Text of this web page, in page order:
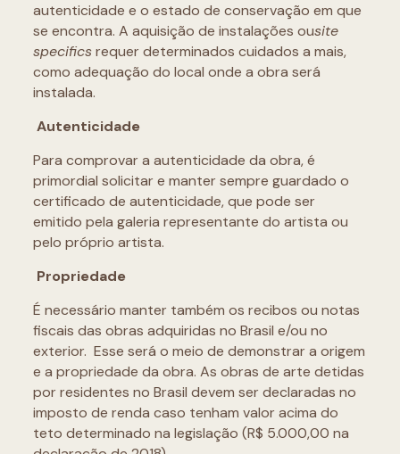
autenticidade e o estado de conservação em que
se encontra. A aquisição de instalações ousite
specificsrequer determinados cuidados a mais,
como adequação do local onde a obra será
instalada.
Autenticidade
Para comprovar a autenticidade da obra, é
primordial solicitar e manter sempre guardado o
certificado de autenticidade, que pode ser
emitido pela galeria representante do artista ou
pelo próprio artista.
Propriedade
É necessário manter também os recibos ou notas
fiscais das obras adquiridas no Brasil e/ou no
exterior. Esse será o meio de demonstrar a origem
e a propriedade da obra. As obras de arte detidas
por residentes no Brasil devem ser declaradas no
imposto de renda caso tenham valor acima do
teto determinado na legislação (R$ 5.000,00 na